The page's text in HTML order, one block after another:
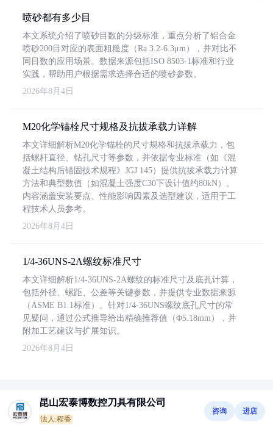
喷砂都有多少目
本文系统介绍了喷砂目数的分级标准，重点分析了铝合金
喷砂200目对应的表面粗糙度（Ra 3.2-6.3μm），并对比不
同目数的应用场景。数据来源包括ISO 8503-1标准和行业
实践，帮助用户根据需求选择合适的喷砂参数。
2026年8月4日
M20化学锚栓尺寸规格及抗拔承载力详解
本文详细解析M20化学锚栓的尺寸规格和抗拔承载力，包
括螺杆直径、钻孔尺寸等参数，并依据专业标准（如《混
凝土结构后锚固技术规程》JGJ 145）提供抗拔承载力计算
方法和典型数值（如混凝土强度C30下设计值约80kN）。
内容涵盖安装要点、性能影响因素及选型建议，适用于工
程技术人员参考。
2026年8月4日
1/4-36UNS-2A螺纹标准尺寸
本文详细解析1/4-36UNS-2A螺纹的标准尺寸及底孔计算，
包括外径、螺距、公差等关键参数，并提供专业数据来源
（ASME B1.1标准）。针对1/4-36UNS螺纹底孔尺寸的常
见疑问，通过公式推导给出精确推荐值（Φ5.18mm），并
附加工艺建议与扩展知识。
2026年8月4日
昆山宏泰博数控刀具有限公司
法人:程香
咨询 进店